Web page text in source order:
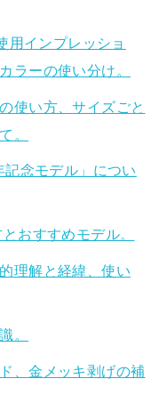
用インプレッショ
ラーの使い分け。
使い方、サイズごと
。
念モデル」につい
おすすめモデル。
理解と経緯、使い
。
、金メッキ剥げの補